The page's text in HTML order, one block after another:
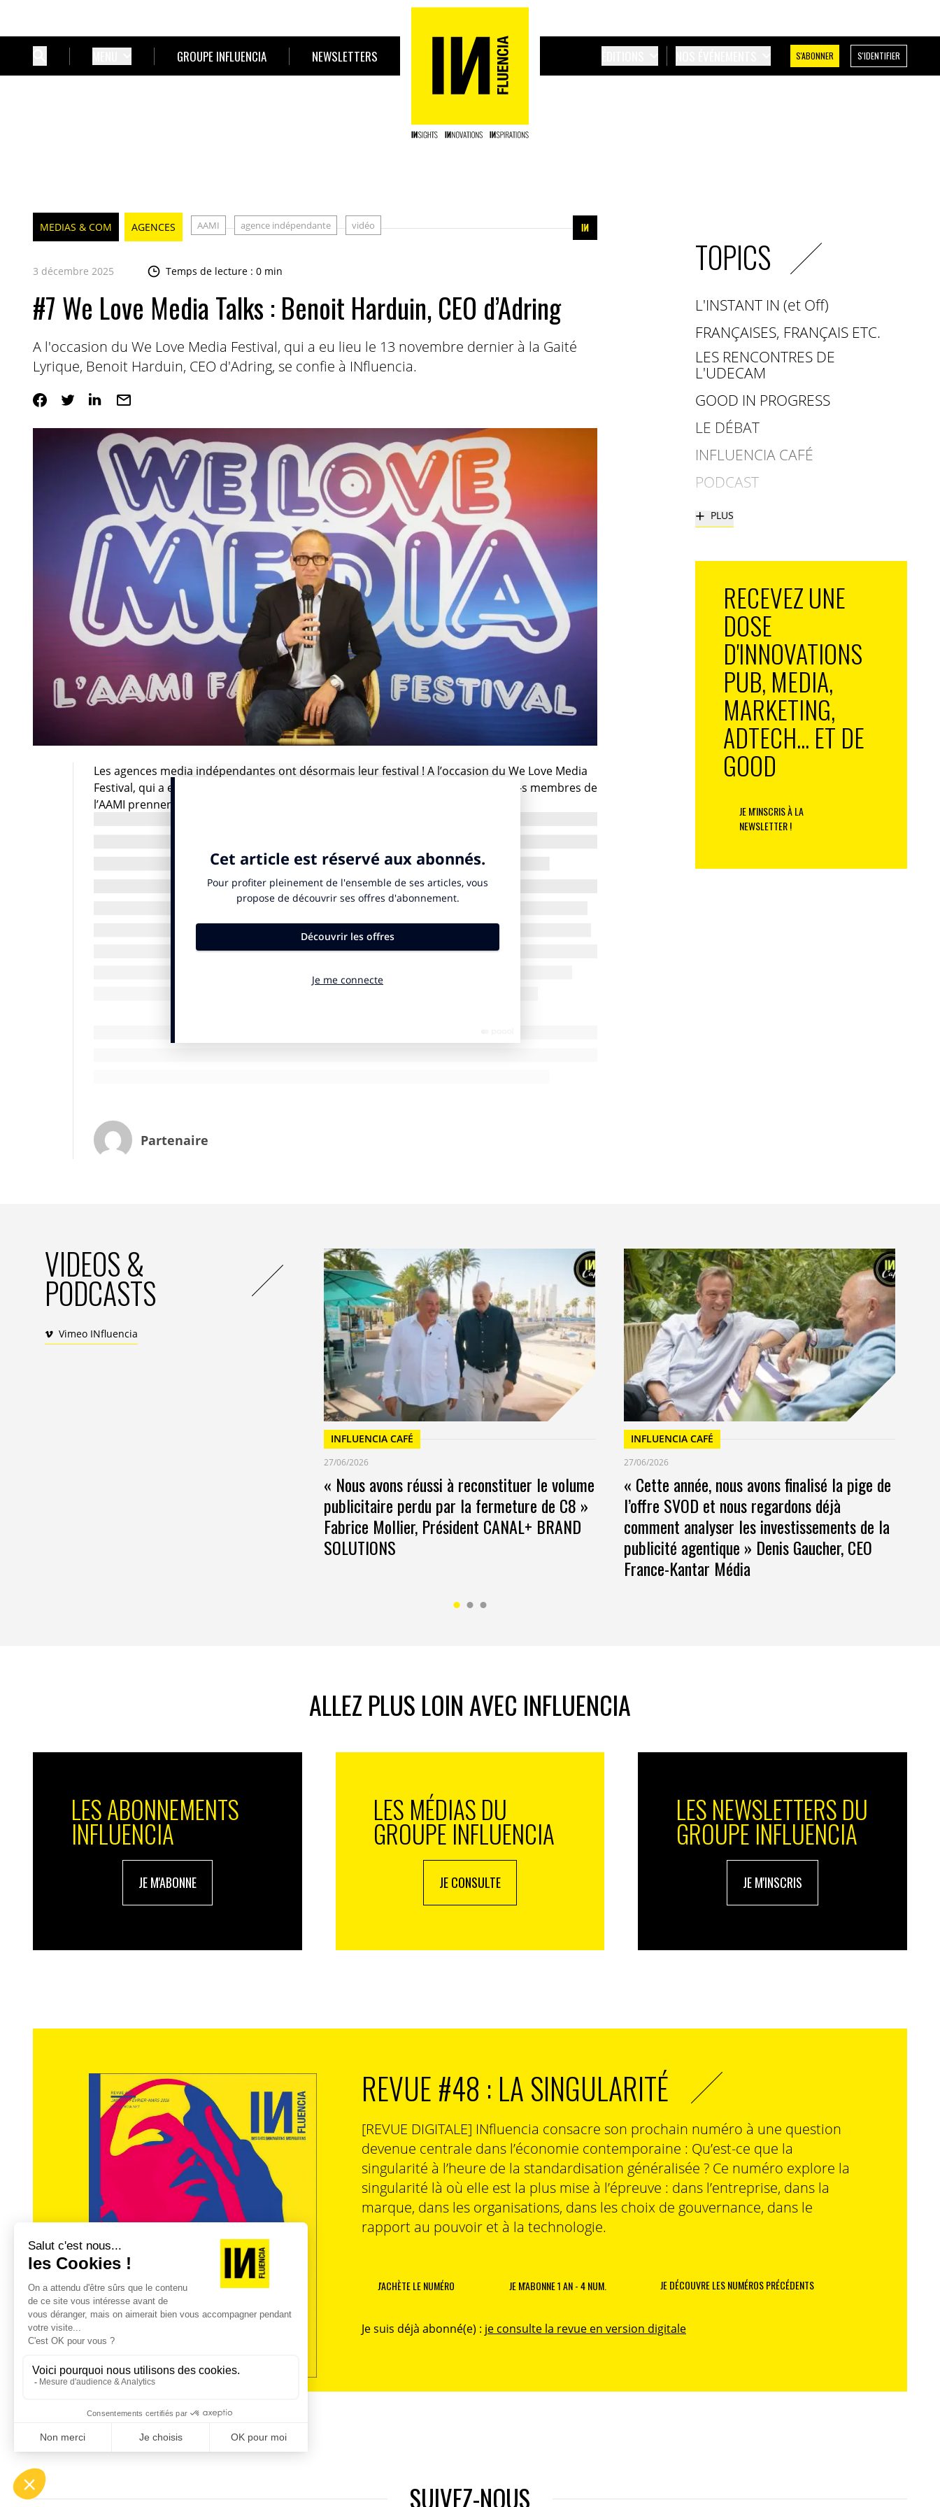
GROUPE INFLUENCIA NEWSLETTERS S'ABONNER S'IDENTIFIER
MEDIAS & COM AGENCES AAMI agence indépendante vidéo
3 décembre 2025 Temps de lecture : 0 min
#7 We Love Media Talks : Benoit Harduin, CEO d’Adring
A l'occasion du We Love Media Festival, qui a eu lieu le 13 novembre dernier à la Gaité
Lyrique, Benoit Harduin, CEO d'Adring, se confie à INfluencia.
Les agences media indépendantes ont désormais leur festival ! A l’occasion du We Love Media
Festival, qui a eu lieu le 13 novembre dernier à la Gaité Lyrique, les 12 dirigeant-e-s membres de
l’AAMI prennent la parole dans INfluencia dans une série de 12 épisodes.
enjeux des agences indépendantes mais aussi les temps forts humains et adtechs à venir pour
Partenaire
TOPICS
L'INSTANT IN (et Off)
FRANÇAISES, FRANÇAIS ETC.
LES RENCONTRES DE
L'UDECAM
GOOD IN PROGRESS
LE DÉBAT
INFLUENCIA CAFÉ
PODCAST
+ PLUS
RECEVEZ UNE
DOSE
D'INNOVATIONS
PUB, MEDIA,
MARKETING,
ADTECH... ET DE
GOOD
JE M'INSCRIS À LA
NEWSLETTER !
VIDEOS &
PODCASTS
Vimeo INfluencia
INFLUENCIA CAFÉ
27/06/2026
« Nous avons réussi à reconstituer le volume
publicitaire perdu par la fermeture de C8 »
Fabrice Mollier, Président CANAL+ BRAND
SOLUTIONS
INFLUENCIA CAFÉ
27/06/2026
« Cette année, nous avons finalisé la pige de
l’offre SVOD et nous regardons déjà
comment analyser les investissements de la
publicité agentique » Denis Gaucher, CEO
France-Kantar Média
ALLEZ PLUS LOIN AVEC INFLUENCIA
LES ABONNEMENTS
INFLUENCIA
JE M'ABONNE
LES MÉDIAS DU
GROUPE INFLUENCIA
JE CONSULTE
LES NEWSLETTERS DU
GROUPE INFLUENCIA
JE M'INSCRIS
REVUE #48 : LA SINGULARITÉ
[REVUE DIGITALE] INfluencia consacre son prochain numéro à une question
devenue centrale dans l’économie contemporaine : Qu’est-ce que la
singularité à l’heure de la standardisation généralisée ? Ce numéro explore la
singularité là où elle est la plus mise à l’épreuve : dans l’entreprise, dans la
marque, dans les organisations, dans les choix de gouvernance, dans le
rapport au pouvoir et à la technologie.
J'ACHÈTE LE NUMÉRO JE M'ABONNE 1 AN - 4 NUM. JE DÉCOUVRE LES NUMÉROS PRÉCÉDENTS
Je suis déjà abonné(e) : je consulte la revue en version digitale
SUIVEZ-NOUS